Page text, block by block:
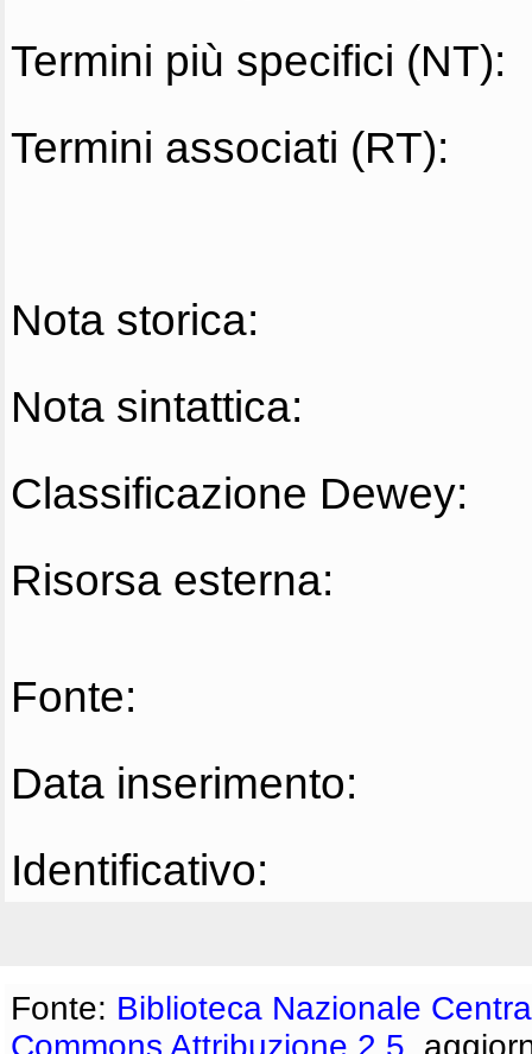
Termini più specifici (NT):
Termini associati (RT):
Nota storica:
Nota sintattica:
Classificazione Dewey:
Risorsa esterna:
Fonte:
Data inserimento:
Identificativo:
Fonte: Biblioteca Nazionale
Commons Attribuzione 2.5 ,